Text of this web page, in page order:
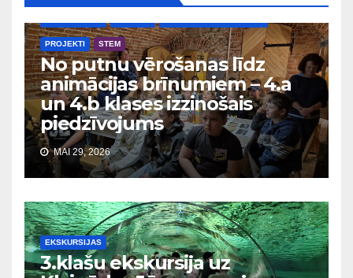
PROJEKTI STEM
No putnu vērošanas līdz
animācijas brīnumiem – 4.a
un 4.b klases izzinošais
piedzīvojums
MAI 29, 2026
EKSKURSIJAS
3.klašu ekskursija uz